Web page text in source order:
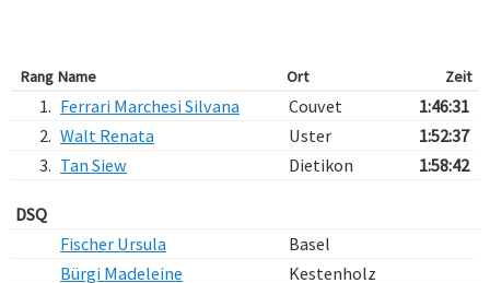
Rang Name Ort Zeit
1. Ferrari Marchesi Silvana Couvet
1:46:31
2. Walt Renata Uster
1:52:37
3. Tan Siew Dietikon 1:58:42
DSQ
Fischer Ursula
Basel
Bürgi Madeleine
Kestenholz